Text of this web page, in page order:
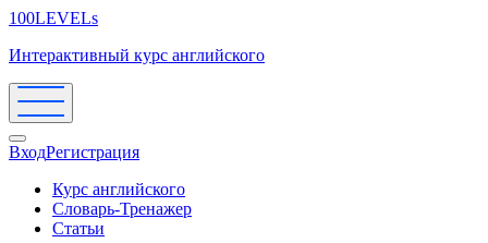
100LEVELs
Интерактивный курс английского
ВходРегистрация
Курс английского
Словарь-Тренажер
Статьи